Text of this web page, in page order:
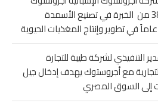
تأسست عام 1949، ونمتلك 38 من الخبرة في تصنيع الأسمدة
التنفيذي لشركة طيبة للتجارة
مع أجروستوك يهدف إدخال جيل
إلى السوق المصري